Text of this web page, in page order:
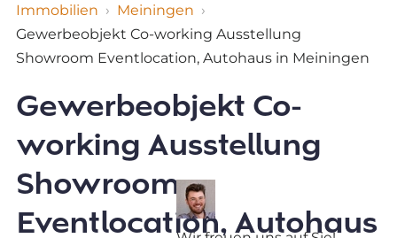
Immobilien
Meiningen
Gewerbeobjekt Co-working Ausstellung
Showroom Eventlocation, Autohaus in Meiningen
Gewerbeobjekt Co-
working Ausstellung
Showroom
Eventlocation, Autohaus